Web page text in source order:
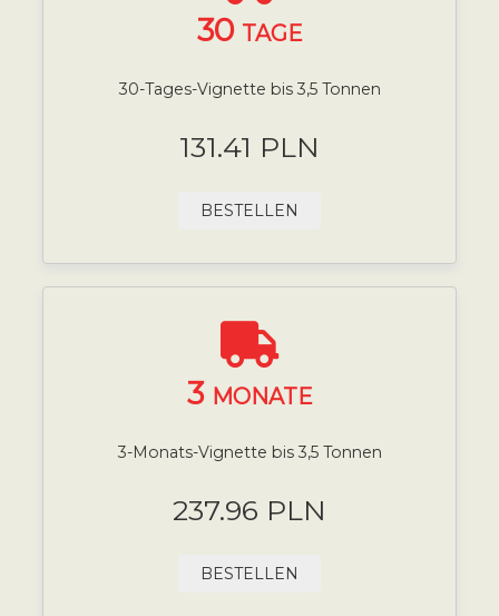
30 TAGE
30-Tages-Vignette bis 3,5 Tonnen
131.41 PLN
BESTELLEN
3 MONATE
3-Monats-Vignette bis 3,5 Tonnen
237.96 PLN
BESTELLEN